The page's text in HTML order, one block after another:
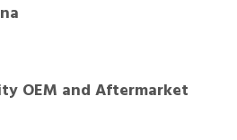
OEM and Aftermarket